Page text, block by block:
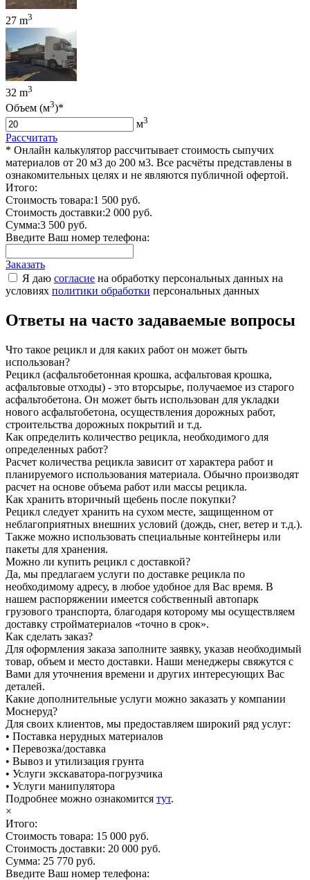
27 m3
32 m3
Объем (м3)*
м3
Рассчитать
* Онлайн калькулятор рассчитывает стоимость сыпучих
материалов от 20 м3 до 200 м3. Все расчёты представлены в
ознакомительных целях и не являются публичной офертой.
Итого:
Стоимость товара:1 500 руб.
Стоимость доставки:2 000 руб.
Сумма:3 500 руб.
Введите Ваш номер телефона:
Заказать
Я даю согласие на обработку персональных данных на
условиях политики обработки персональных данных
Ответы на часто задаваемые вопросы
Что такое рецикл и для каких работ он может быть
использован?
Рецикл (асфальтобетонная крошка, асфальтовая крошка,
асфальтовые отходы) - это вторсырье, получаемое из старого
асфальтобетона. Он может быть использован для укладки
нового асфальтобетона, осуществления дорожных работ,
строительства дорожных покрытий и т.д.
Как определить количество рецикла, необходимого для
определенных работ?
Расчет количества рецикла зависит от характера работ и
планируемого использования материала. Обычно производят
расчет на основе объема работ или массы рецикла.
Как хранить вторичный щебень после покупки?
Рецикл следует хранить на сухом месте, защищенном от
неблагоприятных внешних условий (дождь, снег, ветер и т.д.).
Также можно использовать специальные контейнеры или
пакеты для хранения.
Можно ли купить рецикл с доставкой?
Да, мы предлагаем услуги по доставке рецикла по
необходимому адресу, в любое удобное для Вас время. В
нашем распоряжении имеется собственный автопарк
грузового транспорта, благодаря которому мы осуществляем
доставку стройматериалов «точно в срок».
Как сделать заказ?
Для оформления заказа заполните заявку, указав необходимый
товар, объем и место доставки. Наши менеджеры свяжутся с
Вами для уточнения времени и других интересующих Вас
деталей.
Какие дополнительные услуги можно заказать у компании
Моснеруд?
Для своих клиентов, мы предоставляем широкий ряд услуг:
• Поставка нерудных материалов
• Перевозка/доставка
• Вывоз и утилизация грунта
• Услуги экскаватора-погрузчика
• Услуги манипулятора
Подробнее можно ознакомится тут.
×
Итого:
Стоимость товара: 15 000 руб.
Стоимость доставки: 20 000 руб.
Сумма: 25 770 руб.
Введите Ваш номер телефона: